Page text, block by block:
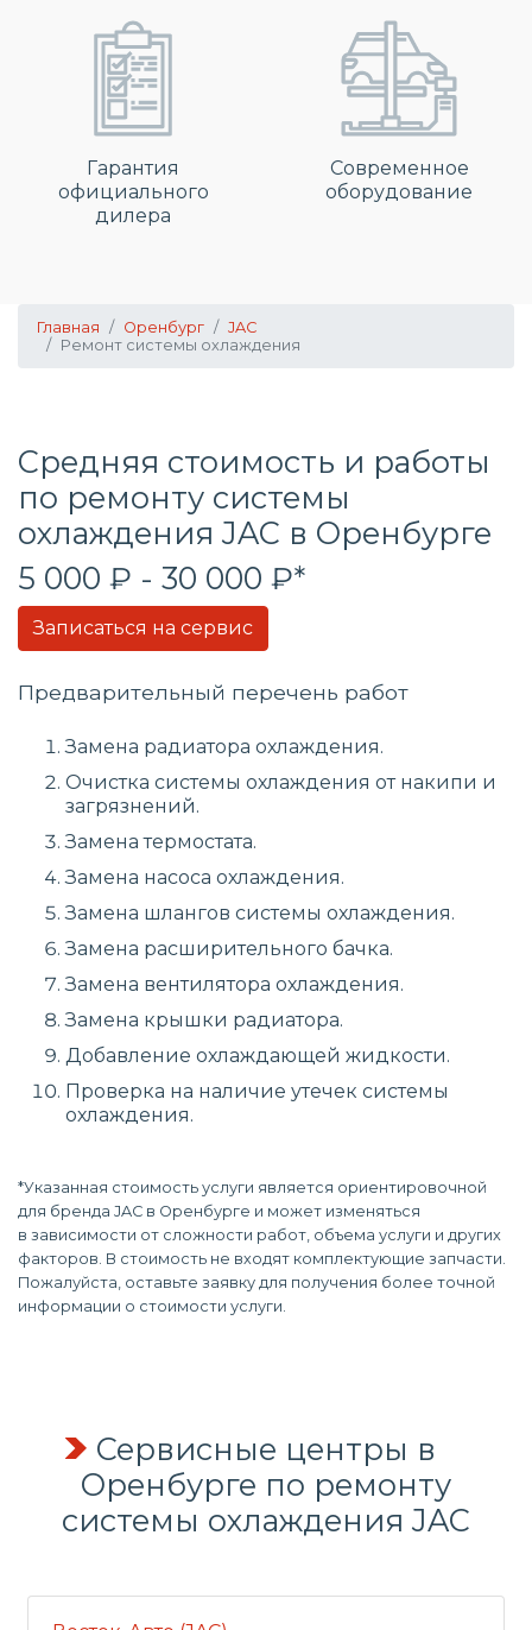
Гарантия
официального
дилера
Современное
оборудование
Главная Оренбург
JAC
Ремонт системы охлаждения
Средняя стоимость и работы
по ремонту системы
охлаждения JAC в Оренбурге
5 000 ₽ - 30 000 ₽*
Записаться на сервис
Предварительный перечень работ
Замена радиатора охлаждения.
Очистка системы охлаждения от накипи и
загрязнений.
Замена термостата.
Замена насоса охлаждения.
Замена шлангов системы охлаждения.
Замена расширительного бачка.
Замена вентилятора охлаждения.
Замена крышки радиатора.
Добавление охлаждающей жидкости.
Проверка на наличие утечек системы
охлаждения.
*Указанная стоимость услуги является ориентировочной
для бренда JAC в Оренбурге и может изменяться
в зависимости от сложности работ, объема услуги и других
факторов. В стоимость не входят комплектующие запчасти.
Пожалуйста, оставьте заявку для получения более точной
информации о стоимости услуги.
Сервисные центры в
Оренбурге по ремонту
системы охлаждения JAC